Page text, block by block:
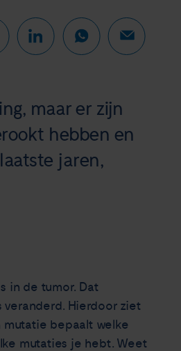
maar er zijn
hebben en
jaren,
in de tumor. Dat
Hierdoor ziet
mutatie bepaalt welke
mutaties je hebt. Weet